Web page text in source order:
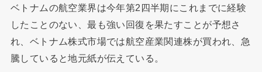
ベトナムの航空業界は今年第2四半期にこれまでに経験
したことのない、最も強い回復を果たすことが予想さ
れ、ベトナム株式市場では航空産業関連株が買われ、急
騰していると地元紙が伝えている。